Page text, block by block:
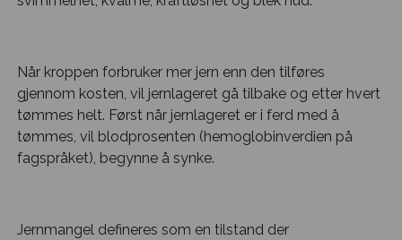
Når kroppen forbruker mer jern enn den tilføres
gjennom kosten, vil jernlageret gå tilbake og etter hvert
tømmes helt. Først når jernlageret er i ferd med å
tømmes, vil blodprosenten (hemoglobinverdien på
fagspråket), begynne å synke.
Jernmangel defineres som en tilstand der